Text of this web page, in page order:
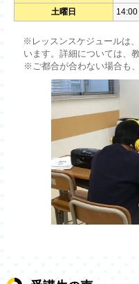
土曜日
※レッスンスケジュールは
います。詳細については、
※ご都合が合わない場合も